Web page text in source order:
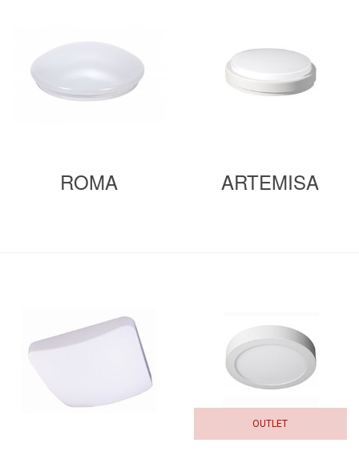
ROMA ARTEMISA
OUTLET